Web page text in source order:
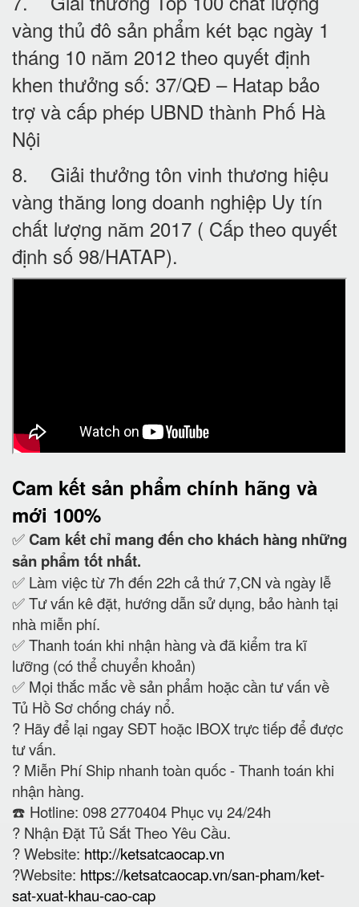
vàng thủ đô sản phẩm két bạc ngày 1
tháng 10 năm 2012 theo quyết định
khen thưởng số: 37/QĐ – Hatap bảo
trợ và cấp phép UBND thành Phố Hà
Nội
8. Giải thưởng tôn vinh thương hiệu
vàng thăng long doanh nghiệp Uy tín
chất lượng năm 2017 ( Cấp theo quyết
định số 98/HATAP).
Cam kết sản phẩm chính hãng và
mới 100%
✅ Cam kếtchỉ mang đến cho khách hàng những
sản phẩm tốt nhất.
✅ Làm việc từ 7h đến 22h cả thứ 7,CN và ngày lễ
✅ Tư vấn kê đặt, hướng dẫn sử dụng, bảo hành tại
nhà miễn phí.
✅ Thanh toán khi nhận hàng và đã kiểm tra kĩ
lưỡng (có thể chuyển khoản)
✅ Mọi thắc mắc về sản phẩm hoặc cần tư vấn về
Tủ Hồ Sơ chống cháy nổ.
? Hãy để lại ngay SĐT hoặc IBOX trực tiếp để được
tư vấn.
? Miễn Phí Ship nhanh toàn quốc - Thanh toán khi
nhận hàng.
☎️ Hotline: 098 2770404 Phục vụ 24/24h
? Nhận Đặt Tủ Sắt Theo Yêu Cầu.
? Website: http://ketsatcaocap.vn
?Website: https://ketsatcaocap.vn/san-pham/ket-
sat-xuat-khau-cao-cap